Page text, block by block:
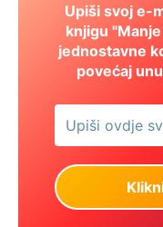
Upiši svoj e-
knjigu
jednostavne
povećaj